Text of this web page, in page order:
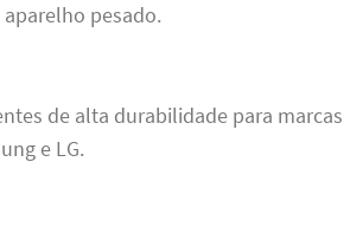
pesado.
de alta durabilidade para marcas
e LG.